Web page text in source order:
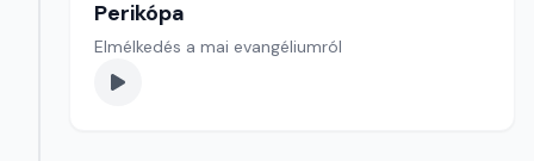
Perikópa
Elmélkedés a mai evangéliumról